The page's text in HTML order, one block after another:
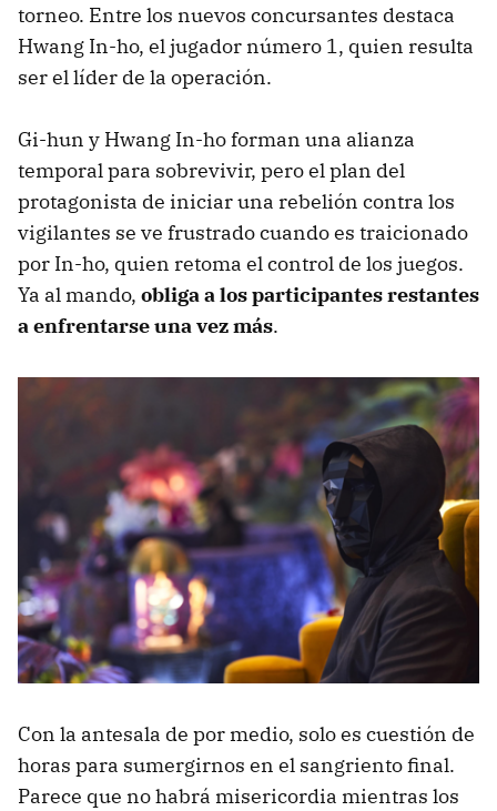
torneo. Entre los nuevos concursantes destaca
Hwang In-ho, el jugador número 1, quien resulta
ser el líder de la operación.
Gi-hun y Hwang In-ho forman una alianza
temporal para sobrevivir, pero el plan del
protagonista de iniciar una rebelión contra los
vigilantes se ve frustrado cuando es traicionado
por In-ho, quien retoma el control de los juegos.
Ya al mando, obliga a los participantes restantes
a enfrentarse una vez más.
Con la antesala de por medio, solo es cuestión de
horas para sumergirnos en el sangriento final.
Parece que no habrá misericordia mientras los